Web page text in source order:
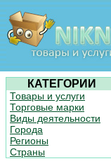
КАТЕГОРИИ
Товары и услуги
Торговые марки
Виды деятельности
Города
Регионы
Страны